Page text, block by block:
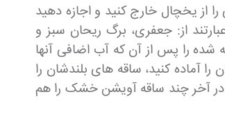
معطر و کره گیاهی استفاده می کنیم. برای این منظور شما باید 50 گرم کره گیاهی را از یخچال خارج کنید و اجازه دهید
از: جعفری، برگ ریحان سبز و
را پس از آن که آب اضافی آنها
آماده کنید، ساقه های بلندشان را
در آخر چند ساقه آویشن خشک را هم